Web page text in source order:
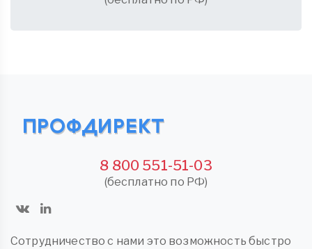
8 800 551-51-03
(бесплатно по РФ)
Сотрудничество с нами это возможность быстро